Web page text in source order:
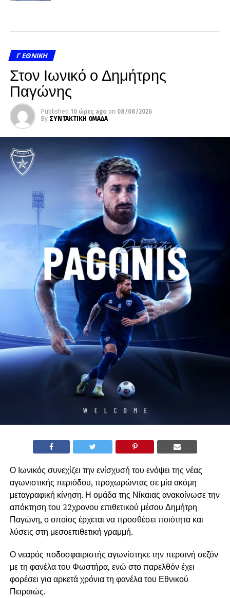
Γ ΕΘΝΙΚΉ
Στον Ιωνικό ο Δημήτρης
Παγώνης
Published 10 ώρες ago on 08/08/2026
By ΣΥΝΤΑΚΤΙΚΗ ΟΜΑΔΑ
Ο Ιωνικός συνεχίζει την ενίσχυσή του ενόψει της νέας
αγωνιστικής περιόδου, προχωρώντας σε μία ακόμη
μεταγραφική κίνηση. Η ομάδα της Νίκαιας ανακοίνωσε την
απόκτηση του 22χρονου επιθετικού μέσου Δημήτρη
Παγώνη, ο οποίος έρχεται να προσθέσει ποιότητα και
λύσεις στη μεσοεπιθετική γραμμή.
Ο νεαρός ποδοσφαιριστής αγωνίστηκε την περσινή σεζόν
με τη φανέλα του Φωστήρα, ενώ στο παρελθόν έχει
φορέσει για αρκετά χρόνια τη φανέλα του Εθνικού
Πειραιώς.